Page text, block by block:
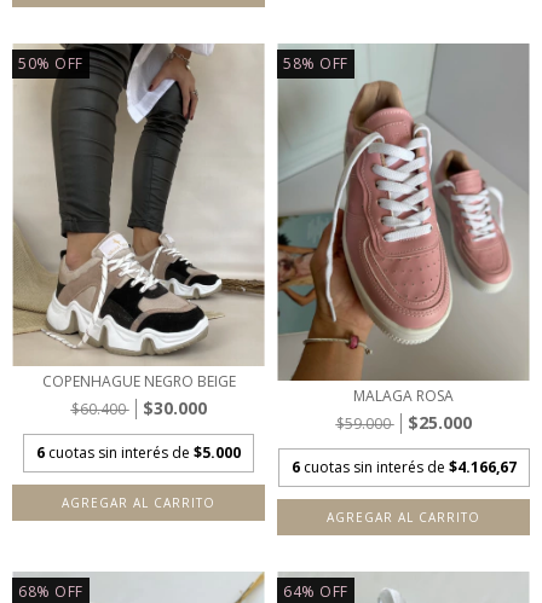
50% OFF
COPENHAGUE NEGRO BEIGE
$60.400
$30.000
6 cuotas sin interés de $5.000
AGREGAR AL CARRITO
58% OFF
MALAGA ROSA
$59.000
$25.000
6 cuotas sin interés de $4.166,67
AGREGAR AL CARRITO
68% OFF 64% OFF